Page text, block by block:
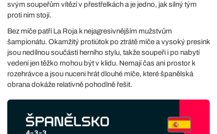
svým soupeřům vítězí v přestřelkách a je jedno, jak silný tým
proti nim stojí.
Bez míče patří La Roja k nejagresivnějším mužstvům
šampionátu. Okamžitý protiútok po ztrátě míče a vysoký presink
jsou nedílnou součástí herního stylu, takže soupeři i po nabytí
vedení jen těžko mohou být v klidu. Nemají čas ani prostor k
rozehrávce a jsou nuceni hrát dlouhé míče, které španělská
obrana dokáže relativně pohodlně řešit.